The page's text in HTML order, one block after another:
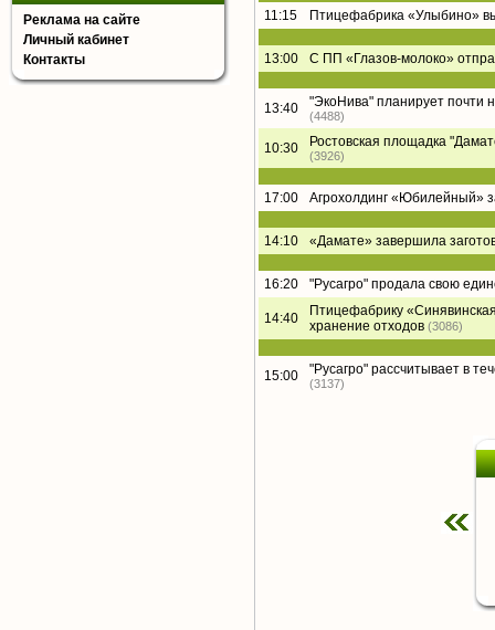
Реклама на сайте
Личный кабинет
Контакты
11:15 Птицефабрика «Улыбино»
13:00 С ПП «Глазов-молоко»
13:40 "ЭкоНива" планирует почти
(4488)
10:30 Ростовская площадка
(3926)
17:00 Агрохолдинг «Юбилейный»
14:10 «Дамате» завершила
16:20 "Русагро" продала свою
14:40
Птицефабрику
хранение отходов (3086)
15:00 "Русагро" рассчитывает в
(3137)